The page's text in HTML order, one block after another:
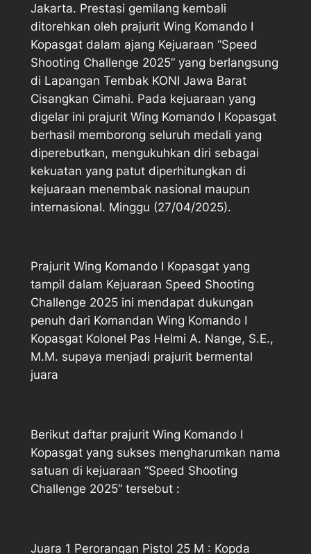
Jakarta. Prestasi gemilang kembali
ditorehkan oleh prajurit Wing Komando I
Kopasgat dalam ajang Kejuaraan “Speed
Shooting Challenge 2025” yang berlangsung
di Lapangan Tembak KONI Jawa Barat
Cisangkan Cimahi. Pada kejuaraan yang
digelar ini prajurit Wing Komando I Kopasgat
berhasil memborong seluruh medali yang
diperebutkan, mengukuhkan diri sebagai
kekuatan yang patut diperhitungkan di
kejuaraan menembak nasional maupun
internasional. Minggu (27/04/2025).
Prajurit Wing Komando I Kopasgat yang
tampil dalam Kejuaraan Speed Shooting
Challenge 2025 ini mendapat dukungan
penuh dari Komandan Wing Komando I
Kopasgat Kolonel Pas Helmi A. Nange, S.E.,
M.M. supaya menjadi prajurit bermental
juara
Berikut daftar prajurit Wing Komando I
Kopasgat yang sukses mengharumkan nama
satuan di kejuaraan “Speed Shooting
Challenge 2025” tersebut :
Juara 1 Perorangan Pistol 25 M : Kopda